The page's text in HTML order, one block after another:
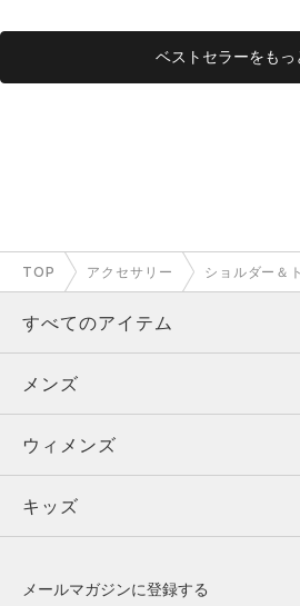
ベストセラーをもっ
TOP アクセサリー ショルダー＆
すべてのアイテム
メンズ
ウィメンズ
キッズ
メンズ
トップス
ボトムス
ウィメンズ
トップス
キッズ
メールマガジンに登録する